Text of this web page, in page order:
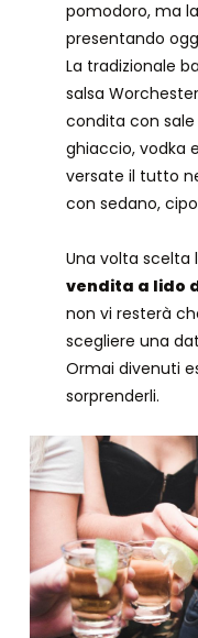
pomodoro, ma
presentando
La tradizionale
salsa
condita con sale
ghiaccio, vodka
versate il tutto
con sedano,
Una volta scelta
vendita a lido
non vi resterà
scegliere una
Ormai divenuti
sorprenderli.